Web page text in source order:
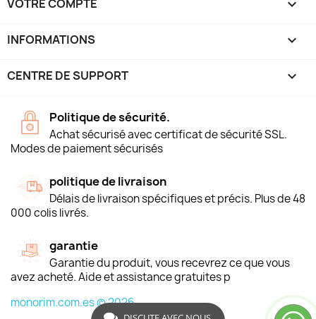
VOTRE COMPTE 
INFORMATIONS keyboard_arrow_down
CENTRE DE SUPPORT 
Politique de sécurité.
Achat sécurisé avec certificat de sécurité SSL.
Modes de paiement sécurisés
politique de livraison
Délais de livraison spécifiques et précis. Plus de 48
000 colis livrés.
garantie
Garantie du produit, vous recevrez ce que vous
avez acheté. Aide et assistance gratuites p
monorim.com.es © 2026